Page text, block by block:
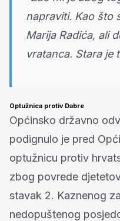
napraviti. Kao što
Marija Radića, ali
vratanca. Stara je
Optužnica protiv Dabre
Općinsko državno
podignulo je pred
optužnicu protiv
zbog povrede
stavak 2. Kaznenog
nedopuštenog